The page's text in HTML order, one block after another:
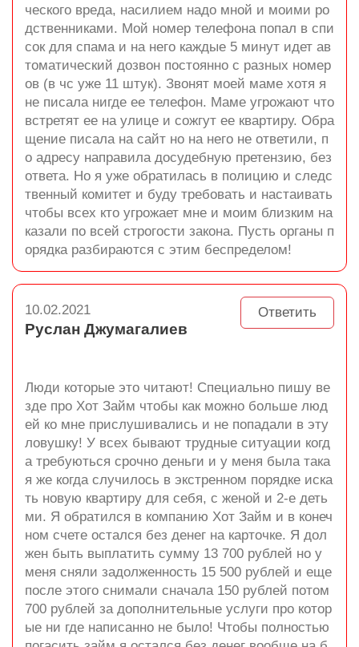
ческого вреда, насилием надо мной и моими ро
дственниками. Мой номер телефона попал в спи
сок для спама и на него каждые 5 минут идет ав
томатический дозвон постоянно с разных номер
ов (в чс уже 11 штук). Звонят моей маме хотя я
не писала нигде ее телефон. Маме угрожают что
встретят ее на улице и сожгут ее квартиру. Обра
щение писала на сайт но на него не ответили, п
о адресу направила досудебную претензию, без
ответа. Но я уже обратилась в полицию и следс
твенный комитет и буду требовать и настаивать
чтобы всех кто угрожает мне и моим близким на
казали по всей строгости закона. Пусть органы п
орядка разбираются с этим беспределом!
Ответить
10.02.2021
Руслан Джумагалиев
Люди которые это читают! Специально пишу ве
зде про Хот Займ чтобы как можно больше люд
ей ко мне прислушивались и не попадали в эту
ловушку! У всех бывают трудные ситуации когд
а требуються срочно деньги и у меня была така
я же когда случилось в экстренном порядке иска
ть новую квартиру для себя, с женой и 2-е деть
ми. Я обратился в компанию Хот Займ и в конеч
ном счете остался без денег на карточке. Я дол
жен быть выплатить сумму 13 700 рублей но у
меня сняли задолженность 15 500 рублей и еще
после этого снимали сначала 150 рублей потом
700 рублей за дополнительные услуги про котор
ые ни где написанно не было! Чтобы полностью